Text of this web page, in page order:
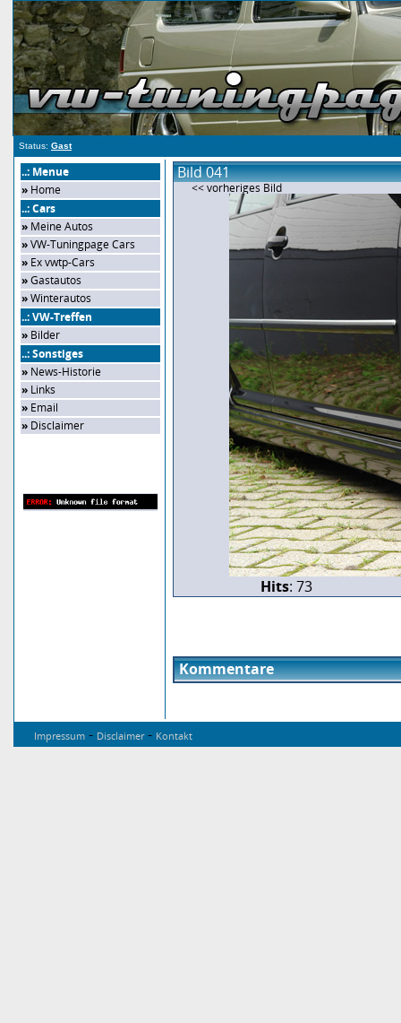
Status: Gast
..: Menue
» Home
..: Cars
» Meine Autos
»VW-Tuningpage Cars
» Ex vwtp-Cars
»Gastautos
»Winterautos
..: VW-Treffen
» Bilder
..: Sonstiges
» News-Historie
» Links
» Email
» Disclaimer
Bild 041
<< vorheriges Bild
Hits: 73
Kommentare
Impressum - Disclaimer- Kontakt